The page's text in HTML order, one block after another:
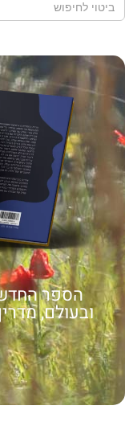
הספר החדש
ובעולם,